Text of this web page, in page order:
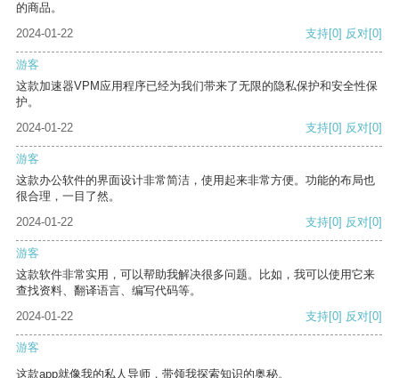
的商品。
2024-01-22
支持[0] 反对[0]
游客
这款加速器VPM应用程序已经为我们带来了无限的隐私保护和安全性保
护。
2024-01-22
支持[0] 反对[0]
游客
这款办公软件的界面设计非常简洁，使用起来非常方便。功能的布局也
很合理，一目了然。
2024-01-22
支持[0] 反对[0]
游客
这款软件非常实用，可以帮助我解决很多问题。比如，我可以使用它来
查找资料、翻译语言、编写代码等。
2024-01-22
支持[0] 反对[0]
游客
这款app就像我的私人导师，带领我探索知识的奥秘。